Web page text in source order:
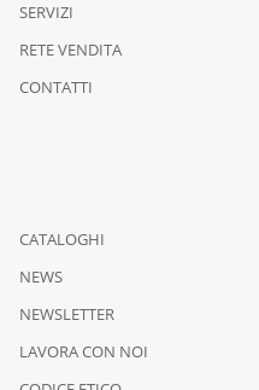
SERVIZI
RETE VENDITA
CONTATTI
CATALOGHI
NEWS
NEWSLETTER
LAVORA CON NOI